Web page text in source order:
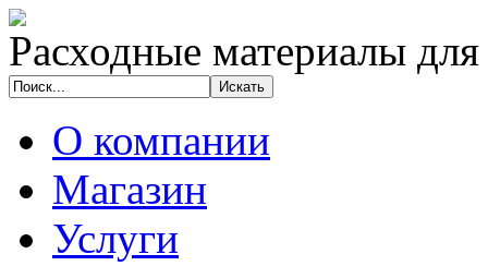
Расходные материалы
О компании
Магазин
Услуги